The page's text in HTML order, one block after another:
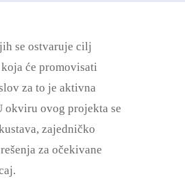
se ostvaruje cilj
će promovisati
za to je aktivna
okviru ovog projekta se
zajedničko
za očekivane